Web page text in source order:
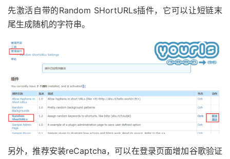
先激活自带的Random SHortURLs插件，它可以让短链末
尾生成随机的字符串。
另外，推荐安装reCaptcha，可以在登录页面增加谷歌验证